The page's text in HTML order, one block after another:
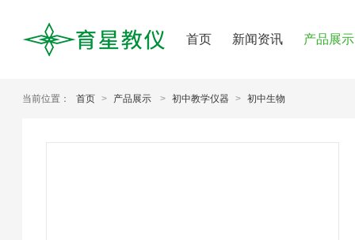
首页 新闻资讯 产品展示
当前位置： 首页 > 产品展示 > 初中教学仪器 > 初中生物